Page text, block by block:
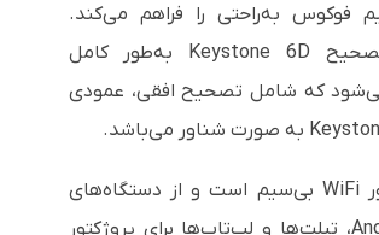
فوکوس به‌راحتی را فراهم می‌کند.
همچنین تصحیح Keystone 6D به‌طور کامل
که شامل تصحیح افقی، عمودی
این پروژکتور WiFi بی‌سیم است و از دستگاه‌های
iOS و Android، تبلت‌ها و لپ‌تاپ‌ها برای پروژکتور